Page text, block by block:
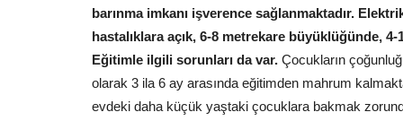
barınma imkanı işverence sağlanmaktadır.
hastalıklara açık, 6-8 metrekare büyüklüğünde,
Eğitimle ilgili sorunları da var. Çocukların
olarak 3 ila 6 ay arasında eğitimden mahrum
evdeki daha küçük yaştaki çocuklara bakmak